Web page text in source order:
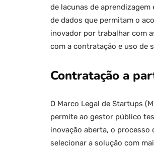
de lacunas de
de dados que permitam o
inovador por trabalhar com
com a contratação e uso de
Contratação a
O Marco Legal de Startups
permite ao gestor público
inovação aberta, o processo
selecionar a solução com